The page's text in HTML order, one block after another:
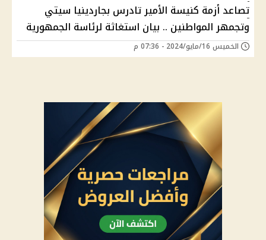
تصاعد أزمة كنيسة الأمير تادرس بجاردينيا سيتي
وتجمهر المواطنين .. بيان استغاثة لرئاسة الجمهورية
الخميس 16/مايو/2024 - 07:36 م